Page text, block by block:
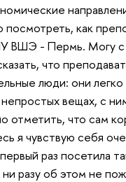
посмотреть, как
ВШЭ - Пермь. Могу с
что
люди: они
вещах, с
отметить, что сам
я чувствую себя
раз посетила
разу об этом не